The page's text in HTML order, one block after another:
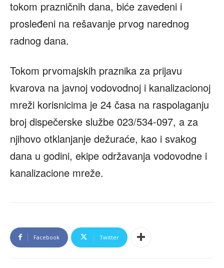
tokom prazničnih dana, biće zavedeni i
prosleđeni na rešavanje prvog narednog
radnog dana.
Tokom prvomajskih praznika za prijavu
kvarova na javnoj vodovodnoj i kanalizacionoj
mreži korisnicima je 24 časa na raspolaganju
broj dispečerske službe 023/534-097, a za
njihovo otklanjanje dežuraće, kao i svakog
dana u godini, ekipe održavanja vodovodne i
kanalizacione mreže.
Facebook Twitter